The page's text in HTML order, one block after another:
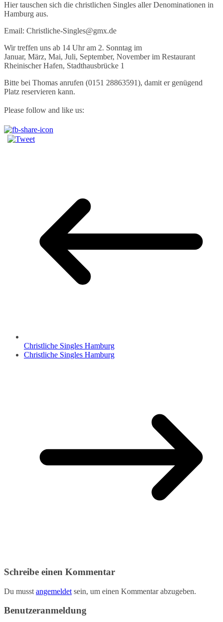
Hier tauschen sich die christlichen Singles aller Denominationen in
Hamburg aus.
Email: Christliche-Singles@gmx.de
Wir treffen uns ab 14 Uhr am 2. Sonntag im
Januar, März, Mai, Juli, September, November im Restaurant
Rheinischer Hafen, Stadthausbrücke 1
Bitte bei Thomas anrufen (0151 28863591), damit er genügend
Platz reservieren kann.
Please follow and like us:
Christliche Singles Hamburg
Christliche Singles Hamburg
Schreibe einen Kommentar
Du musst angemeldet sein, um einen Kommentar abzugeben.
Benutzeranmeldung